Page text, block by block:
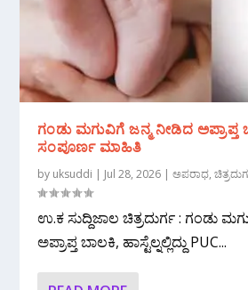
ಗಂಡು ಮಗುವಿಗೆ ಜನ್ಮ ನೀಡಿದ ಅಪ್ರಾಪ್ತ
ಸಂಪೂರ್ಣ ಮಾಹಿತಿ
by uksuddi | Jul 28, 2026 |ಅಪರಾಧ,
ಉ.ಕ ಸುದ್ದಿಜಾಲ ಚಿತ್ರದುರ್ಗ : ಗಂಡು
ಅಪ್ರಾಪ್ತ ಬಾಲಕಿ, ಹಾಸ್ಟೆಲ್ನಲ್ಲಿದ್ದು PUC...